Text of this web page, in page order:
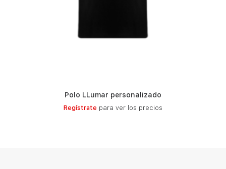
Polo LLumar personalizado
Regístrate para ver los precios